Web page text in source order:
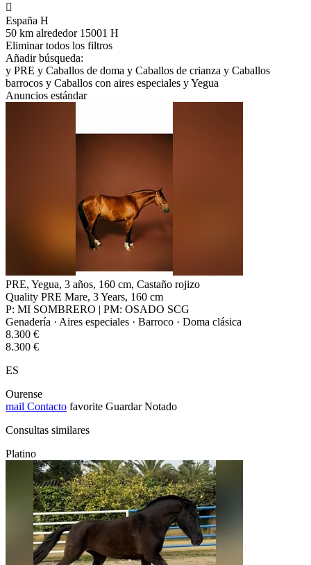

España H
50 km alrededor 15001 H
Eliminar todos los filtros
Añadir búsqueda:
y PRE y Caballos de doma y Caballos de crianza y Caballos
barrocos y Caballos con aires especiales yYegua
Anuncios estándar
PRE, Yegua, 3 años, 160 cm, Castaño rojizo
Quality PRE Mare, 3 Years, 160 cm
P: MI SOMBRERO | PM: OSADO SCG
Genadería · Aires especiales · Barroco · Doma clásica
8.300 €
8.300 €
ES
Ourense
mail Contacto favorite Guardar Notado
Consultas similares
Platino